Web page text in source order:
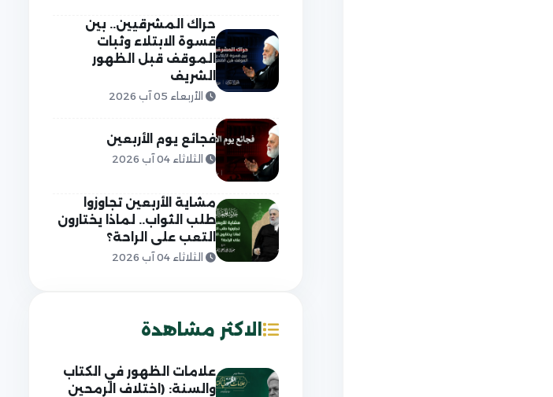
حراك المشرقيين.. بين
قسوة الابتلاء وثبات
الموقف قبل الظهور
الشريف
الأربعاء 05 آب 2026
فجائع يوم الأربعين
الثلاثاء 04 آب 2026
مشاية الأربعين تجاوزوا
طلب الثواب.. لماذا يختارون
التعب على الراحة؟
الثلاثاء 04 آب 2026
الاكثر مشاهدة
علامات الظهور في الكتاب
والسنة: (اختلاف الرمحين